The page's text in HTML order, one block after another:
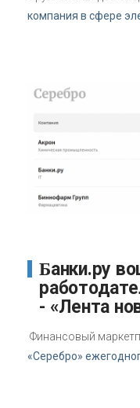
компания в сфере
Банки.ру вошел в рейтинг лучших
- «Лента
Финансовый
«Серебро»